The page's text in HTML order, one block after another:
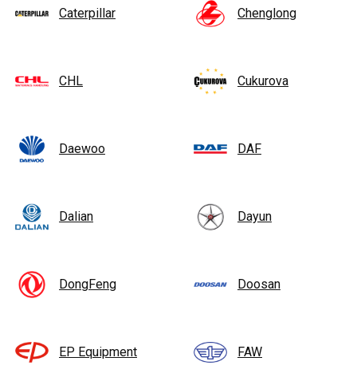
Caterpillar Chenglong
CHL Cukurova
Daewoo DAF
Dalian Dayun
DongFeng Doosan
EP Equipment FAW